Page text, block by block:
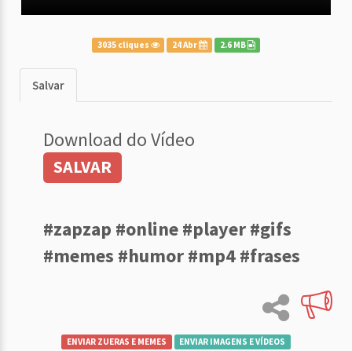
3035 cliques 24 Abr 2.6 MB
Salvar
Download do Vídeo
SALVAR
#zapzap #online #player #gifs
#memes #humor #mp4 #frases
ENVIAR ZUERAS E MEMES ENVIAR IMAGENS E VÍDEOS